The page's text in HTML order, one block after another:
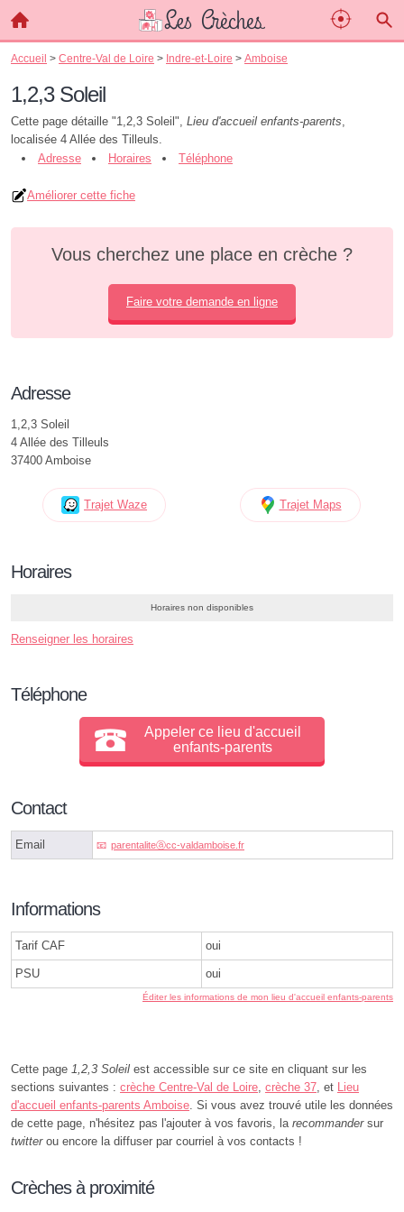
Accueil > Centre-Val de Loire > Indre-et-Loire > Amboise
1,2,3 Soleil
Cette page détaille "1,2,3 Soleil", Lieu d'accueil enfants-parents,
localisée 4 Allée des Tilleuls.
Adresse
Horaires Téléphone
Améliorer cette fiche
Vous cherchez une place en crèche ?
Faire votre demande en ligne
Adresse
1,2,3 Soleil
4 Allée des Tilleuls
37400 Amboise
Trajet Waze Trajet Maps
Horaires
Horaires non disponibles
Renseigner les horaires
Téléphone
Appeler ce lieu d'accueil
enfants-parents
Contact
Email parentaliteⓐcc-valdamboise.fr
Informations
Tarif CAF oui
PSU oui
Éditer les informations de mon lieu d'accueil enfants-parents
Cette page 1,2,3 Soleil est accessible sur ce site en cliquant sur les
sections suivantes : crèche Centre-Val de Loire, crèche 37, et Lieu
d'accueil enfants-parents Amboise. Si vous avez trouvé utile les données
de cette page, n'hésitez pas l'ajouter à vos favoris, la recommandersur
twitterou encore la diffuser par courriel à vos contacts !
Crèches à proximité